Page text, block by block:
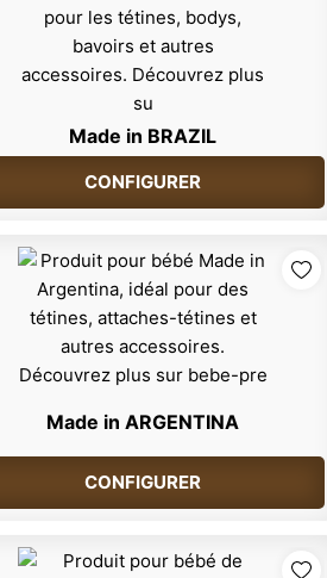
Made in BRAZIL
CONFIGURER
Made in ARGENTINA
CONFIGURER